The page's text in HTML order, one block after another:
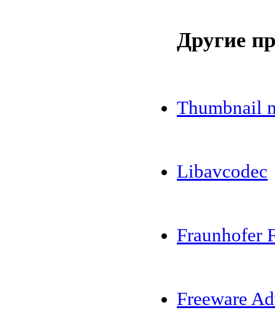
Другие
Thumbnail
Libavcodec
Fraunhofer
Freeware